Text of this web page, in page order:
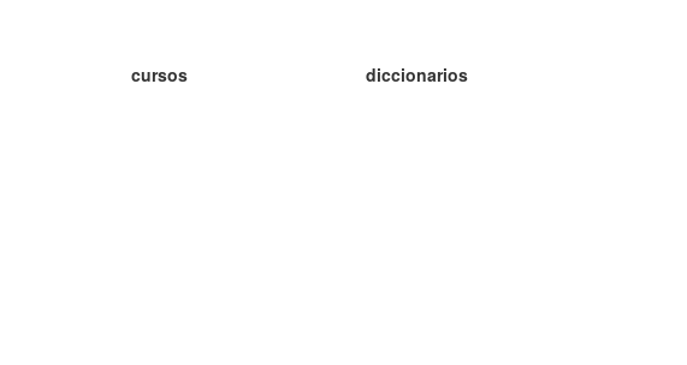
cursos
diccionarios